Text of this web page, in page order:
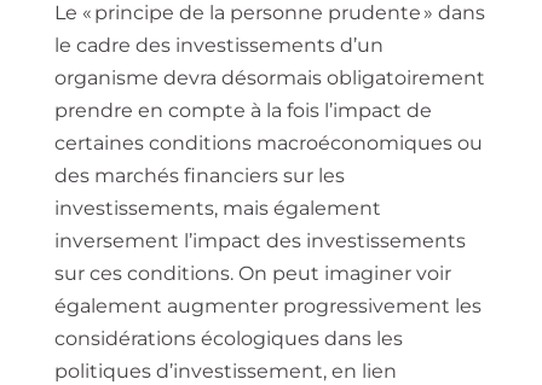
Le « principe de la personne prudente » dans
le cadre des investissements d’un
organisme devra désormais obligatoirement
prendre en compte à la fois l’impact de
certaines conditions macroéconomiques ou
des marchés financiers sur les
investissements, mais également
inversement l’impact des investissements
sur ces conditions. On peut imaginer voir
également augmenter progressivement les
considérations écologiques dans les
politiques d’investissement, en lien